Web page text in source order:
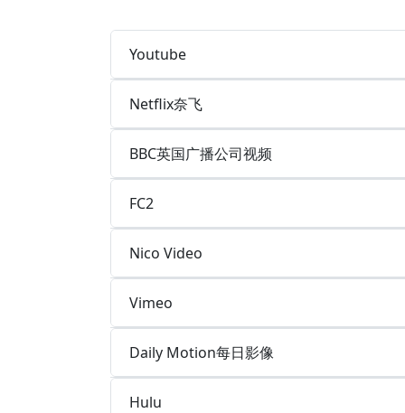
Youtube
Netflix奈飞
BBC英国广播公司视频
FC2
Nico Video
Vimeo
Daily Motion每日影像
Hulu